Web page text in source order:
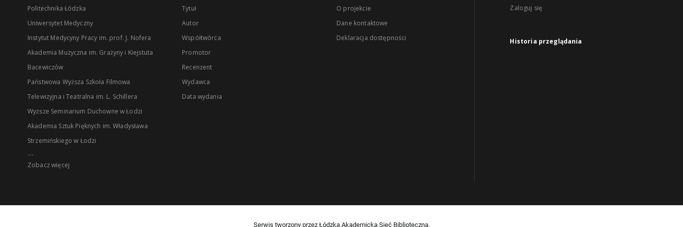
Politechnika Łódzka
Uniwersytet Medyczny
Instytut Medycyny Pracy im. prof. J. Nofera
Akademia Muzyczna im. Grażyny i Kiejstuta
Bacewiczów
Państwowa Wyższa Szkoła Filmowa
Telewizyjna i Teatralna im. L. Schillera
Wyższe Seminarium Duchowne w Łodzi
Akademia Sztuk Pięknych im. Władysława
Strzemińskiego w Łodzi
...
Zobacz więcej
Tytuł
Autor
Współtwórca
Promotor
Recenzent
Wydawca
Data wydania
O projekcie
Dane kontaktowe
Deklaracja dostępności
Zaloguj się
Historia przeglądania
Serwis tworzony przez Łódzką Akademicką Sieć Biblioteczną.